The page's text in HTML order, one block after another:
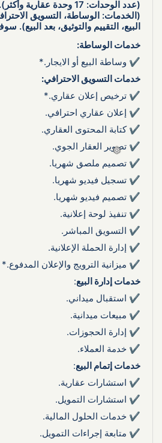
(عدد الوحدات: 17 وحدة عقارية وأكثر).
البيع، التقييم والتوثيق، بعد
خدمات الوساطة:
✔ وساطة البيع أو الايجار.*
خدمات التسويق الاحترافي:
✔ ترخيص إعلان عقاري.*
✔ إعلان عقاري احترافي.
✔ كتابة المحتوى العقاري.
✔ تصوير العقار الجوي.
✔ تصميم ملصق شهريا.
✔ تسجيل فيديو شهريا.
✔ تصميم فيديو شهريا.
✔ تنفيذ لوحة إعلانية.
✔ التسويق المباشر.
✔ إدارة الحملة الإعلانية.
✔ ميزانية الترويج والإعلان المدفوع.*
خدمات إدارة البيع:
✔ استقبال ميداني.
✔ مبيعات ميدانية.
✔ إدارة الحجوزات.
✔ خدمة العملاء.
خدمات إتمام البيع:
✔ استشارات عقارية.
✔ استشارات التمويل.
✔ خدمات الحلول المالية.
✔ متابعة إجراءات التمويل.